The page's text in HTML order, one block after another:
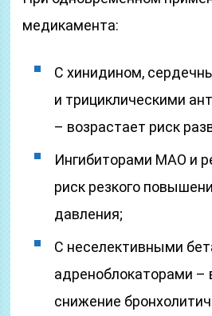
медикамента:
С хинидином,
и трициклическими
– возрастает риск
Ингибиторами МАО и
риск резкого
давления;
С неселективными
адреноблокаторами –
снижение